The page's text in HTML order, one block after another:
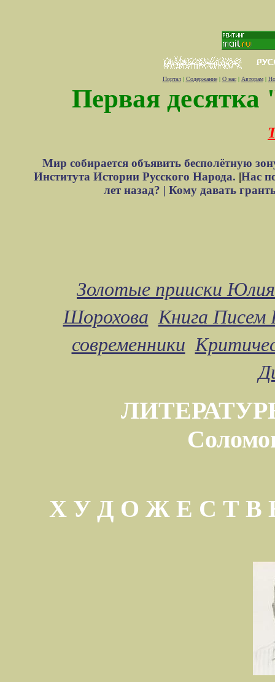
Портал| Содержание| О нас| Авторам|
Первая десятка
Мир собирается объявить бесполётную
Института Истории Русского Народа. |Нас
лет назад? | Кому давать
Золотые прииски
Шорохова Книга Писем
современники
Х У Д О Ж Е С Т